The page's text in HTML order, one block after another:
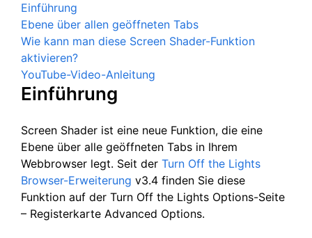
Einführung
Ebene über allen geöffneten Tabs
Wie kann man diese Screen Shader-Funktion
aktivieren?
YouTube-Video-Anleitung
Einführung
Screen Shader ist eine neue Funktion, die eine
Ebene über alle geöffneten Tabs in Ihrem
Webbrowser legt. Seit der Turn Off the Lights
Browser-Erweiterung v3.4 finden Sie diese
Funktion auf der Turn Off the Lights Options-Seite
– Registerkarte Advanced Options.